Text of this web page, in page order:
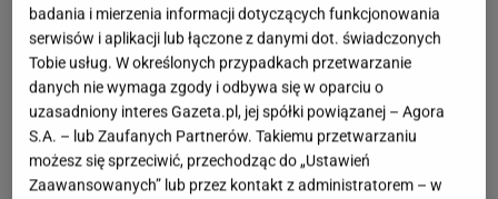
badania i mierzenia informacji dotyczących funkcjonowania
serwisów i aplikacji lub łączone z danymi dot. świadczonych
Tobie usług. W określonych przypadkach przetwarzanie
danych nie wymaga zgody i odbywa się w oparciu o
uzasadniony interes Gazeta.pl, jej spółki powiązanej – Agora
S.A. – lub Zaufanych Partnerów. Takiemu przetwarzaniu
możesz się sprzeciwić, przechodząc do „Ustawień
Zaawansowanych” lub przez kontakt z administratorem – w